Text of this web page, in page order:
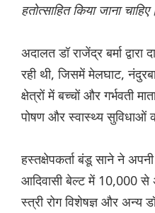
हतोत्साहित किया जाना
अदालत डॉ राजेंद्र बर्मा
रही थी, जिसमें मेलघाट,
क्षेत्रों में बच्चों और गर्भवती
पोषण और स्वास्थ्य सुविधाओं
हस्तक्षेपकर्ता बंडू साने ने
आदिवासी बेल्ट में 10,000 से
स्त्री रोग विशेषज्ञ और अन्य